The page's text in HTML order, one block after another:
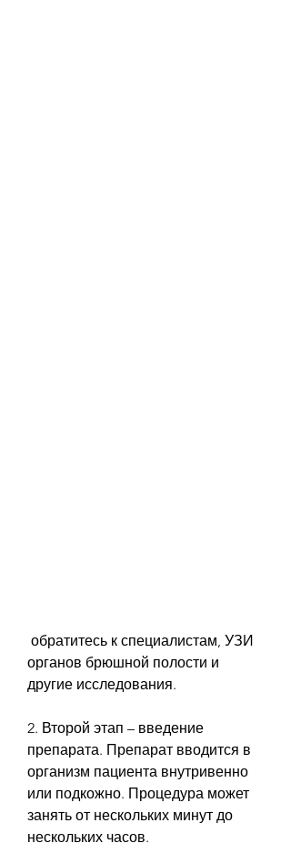
органов брюшной полости и
другие исследования.
2. Второй этап – введение
препарата. Препарат вводится в
организм пациента внутривенно
или подкожно. Процедура может
занять от нескольких минут до
нескольких часов.